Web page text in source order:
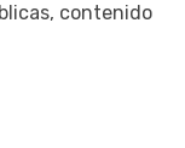
contenido